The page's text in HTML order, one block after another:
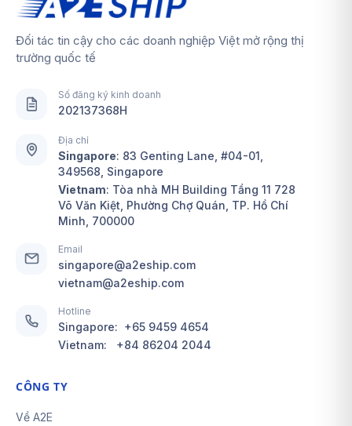
Đối tác tin cậy cho các doanh nghiệp Việt mở rộng thị
trường quốc tế
Số đăng ký kinh doanh
202137368H
Địa chỉ
Singapore: 83 Genting Lane, #04-01,
349568, Singapore
Vietnam: Tòa nhà MH Building Tầng 11 728
Võ Văn Kiệt, Phường Chợ Quán, TP. Hồ Chí
Minh, 700000
Email
singapore@a2eship.com
vietnam@a2eship.com
Hotline
Singapore: +65 9459 4654
Vietnam: +84 86204 2044
CÔNG TY
Về A2E